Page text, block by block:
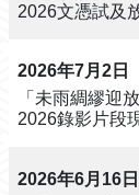
2026文憑試及
2026年7月2日
「未雨綢繆迎
2026錄影片段
2026年6月16日